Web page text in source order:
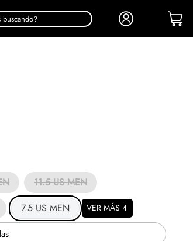
buscando?
11.5 US MEN
7.5 US MEN VER MÁS 4